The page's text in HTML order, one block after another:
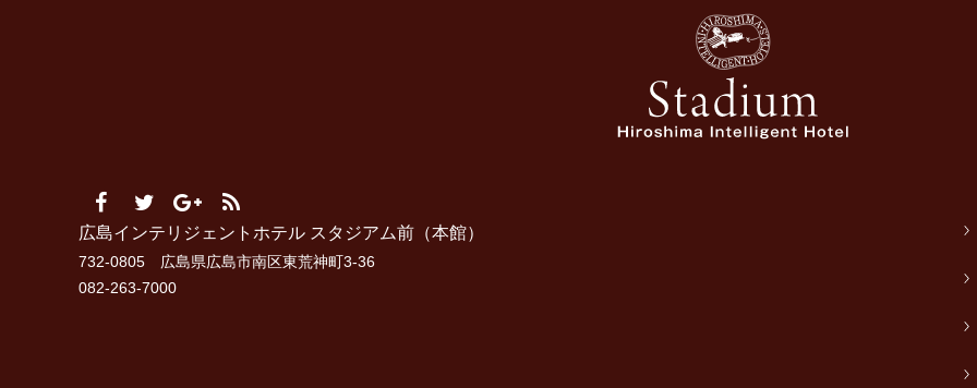
広島インテリジェントホテル スタジアム前（本館）
732-0805 広島県広島市南区東荒神町3-36
082-263-7000